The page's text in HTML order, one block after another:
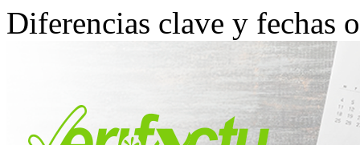
Diferencias clave y fechas